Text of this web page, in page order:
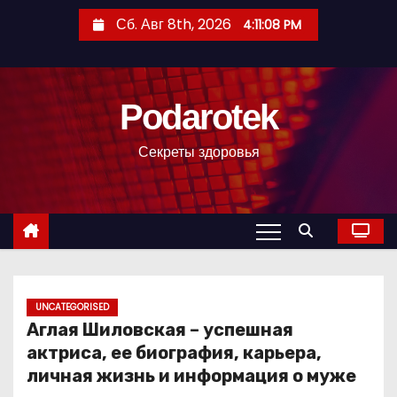
с
Сб. Авг 8th, 2026 4:11:09 PM
Podarotek
Секреты здоровья
UNCATEGORISED
Аглая Шиловская – успешная
актриса, ее биография, карьера,
личная жизнь и информация о муже